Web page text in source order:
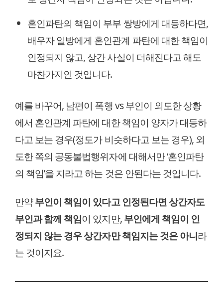
혼인파탄의 책임이 부부 쌍방에게 대등하다면,
배우자 일방에게 혼인관계 파탄에 대한 책임이
인정되지 않고, 상간 사실이 더해진다고 해도
마찬가지인 것입니다.
예를 바꾸어, 남편이 폭행 vs 부인이 외도한 상황
에서 혼인관계 파탄에 대한 책임이 양자가 대등하
다고 보는 경우(정도가 비슷하다고 보는 경우), 외
도한 쪽의 공동불법행위자에 대해서만 ‘혼인파탄
의 책임’을 지라고 하는 것은 안된다는 것입니다.
만약부인이 책임이 있다고 인정된다면 상간자도
부인과 함께 책임이 있지만,부인에게 책임이 인
정되지 않는 경우 상간자만 책임지는 것은 아니라
는 것이지요.